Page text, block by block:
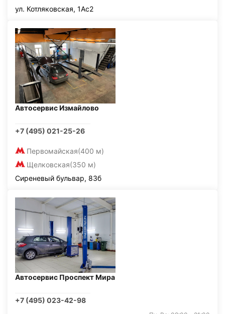
ул. Котляковская, 1Ас2
Автосервис Измайлово
+7 (495) 021-25-26
Первомайская(400 м)
Щелковская(350 м)
Сиреневый бульвар, 83б
Автосервис Проспект Мира
+7 (495) 023-42-98